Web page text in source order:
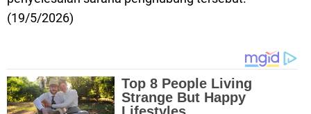
(19/5/2026)